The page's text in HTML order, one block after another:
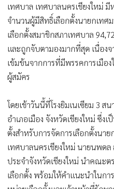
เทศบาล เทศบาลนครเชียงใหม่
จำนวนผู้มีสิทธิ์เลือกตั้งนายกเท
เลือกตั้งสมาชิกสภาเทศบาล
และถูกจับตามองมากที่สุด เนื่อง
เข้มข้นจากการที่มีพรรคการเมื
ผู้สมัคร
โดยเช้าวันนี้ที่โรงยิมเนเซียม 3 ส
อำเภอเมือง จังหวัดเชียงใหม่ ซึ่
ตั้งสำหรับการจัดการเลือกตั้งนา
เทศบาลนครเชียงใหม่ นายนพดล
ประจำจังหวัดเชียงใหม่ นำคณะ
เลือกตั้ง พร้อมให้คำแนะนำในก